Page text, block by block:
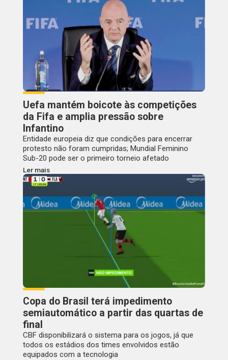
Uefa mantém boicote às competições
da Fifa e amplia pressão sobre
Infantino
Entidade europeia diz que condições para encerrar
protesto não foram cumpridas; Mundial Feminino
Sub-20 pode ser o primeiro torneio afetado
Ler mais
Copa do Brasil terá impedimento
semiautomático a partir das quartas de
final
CBF disponibilizará o sistema para os jogos, já que
todos os estádios dos times envolvidos estão
equipados com a tecnologia